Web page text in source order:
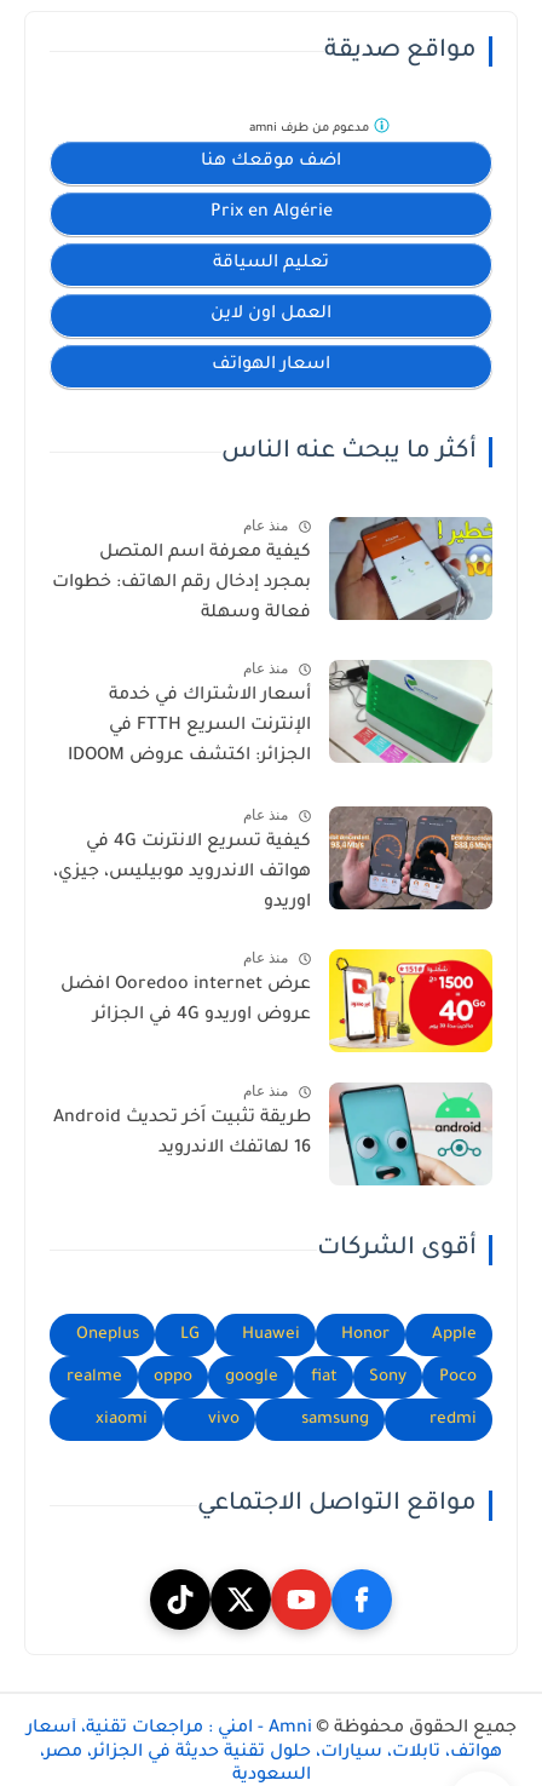
مواقع صديقة
اضف موقعك هنا
Prix en Algérie
تعليم السياقة
العمل اون لاين
اسعار الهواتف
مدعوم من طرف amni
أكثر ما يبحث عنه الناس
منذ عام
كيفية معرفة اسم المتصل
بمجرد إدخال رقم الهاتف: خطوات
فعالة وسهلة
منذ عام
أسعار الاشتراك في خدمة
الإنترنت السريع FTTH في
الجزائر: اكتشف عروض IDOOM
منذ عام
كيفية تسريع الانترنت 4G في
هواتف الاندرويد موبيليس، جيزي،
اوريدو
منذ عام
عرض Ooredoo internet افضل
عروض اوريدو 4G في الجزائر
منذ عام
طريقة تثبيت اَخر تحديث Android
16 لهاتفك الاندرويد
أقوى الشركات
Apple
Honor
Huawei
LG
Oneplus
Poco
Sony
fiat
google
oppo
realme
redmi
samsung
vivo
xiaomi
مواقع التواصل الاجتماعي
جميع الحقوق محفوظة ©
Amni - امني : مراجعات تقنية، أسعار
هواتف، تابلات، سيارات، حلول تقنية حديثة في الجزائر، مصر،
السعودية